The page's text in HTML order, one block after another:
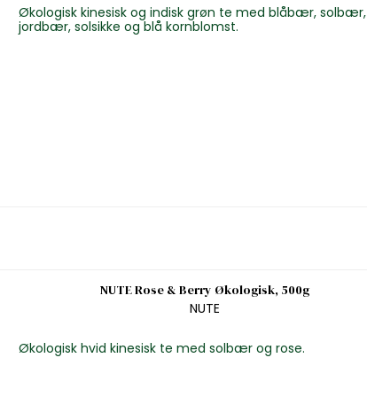
Økologisk kinesisk og indisk grøn te med blåbær, solbær,
jordbær, solsikke og blå kornblomst.
NUTE Rose & Berry Økologisk, 500g
NUTE
Økologisk hvid kinesisk te med solbær og rose.